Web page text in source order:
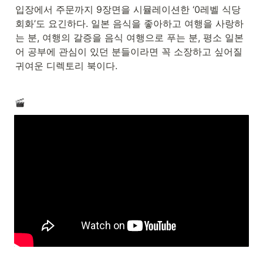
입장에서 주문까지 9장면을 시뮬레이션한 ‘0레벨 식당
회화’도 요긴하다. 일본 음식을 좋아하고 여행을 사랑하
는 분, 여행의 갈증을 음식 여행으로 푸는 분, 평소 일본
어 공부에 관심이 있던 분들이라면 꼭 소장하고 싶어질
귀여운 디렉토리 북이다.